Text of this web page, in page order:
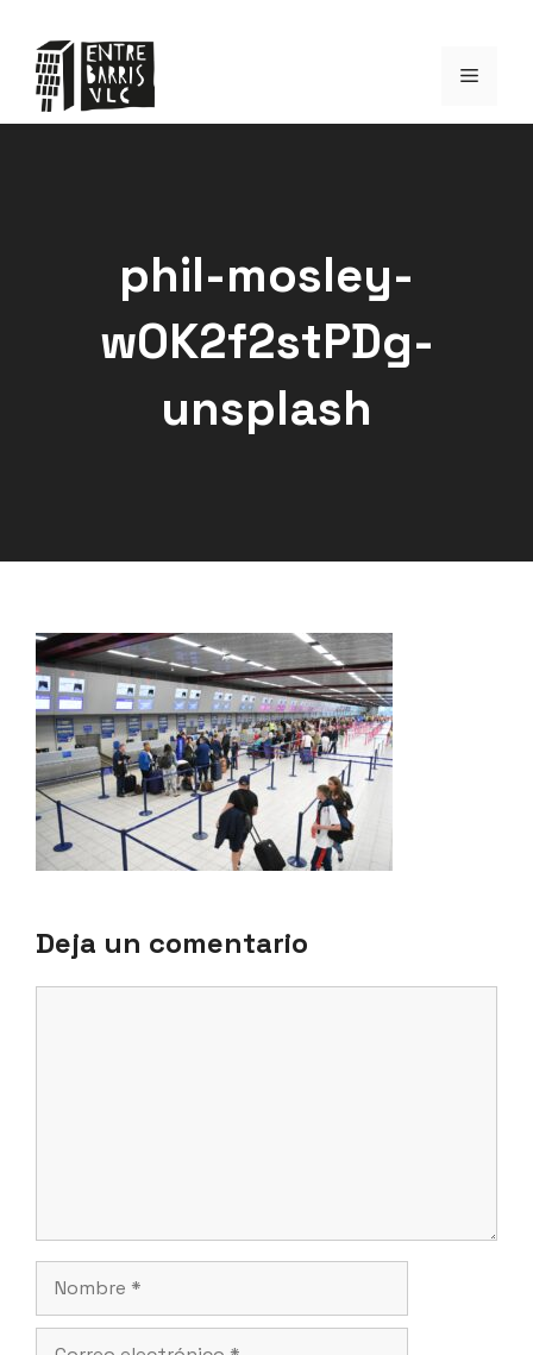
Saltar
contenido
Menú
phil-mosley-
wOK2f2stPDg-
unsplash
Deja un comentario